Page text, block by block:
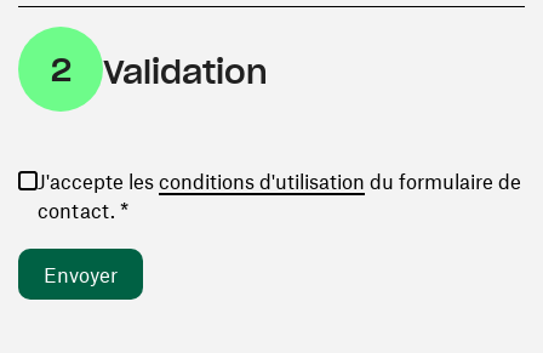
2 Validation
J'accepte les conditions d'utilisation (ouvre une
du formulaire de
contact. *